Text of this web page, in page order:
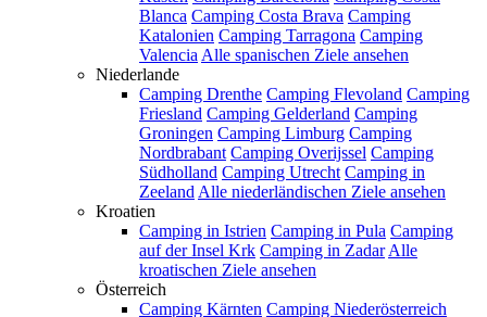
Blanca Camping Costa Brava Camping
Katalonien Camping Tarragona Camping
Valencia Alle spanischen Ziele ansehen
Niederlande
Camping Drenthe Camping Flevoland Camping
Friesland Camping Gelderland Camping
Groningen Camping Limburg Camping
Nordbrabant Camping Overijssel Camping
Südholland Camping Utrecht Camping in
Zeeland Alle niederländischen Ziele ansehen
Kroatien
Camping in Istrien Camping in Pula Camping
auf der Insel Krk Camping in Zadar Alle
kroatischen Ziele ansehen
Österreich
Camping Kärnten Camping Niederösterreich